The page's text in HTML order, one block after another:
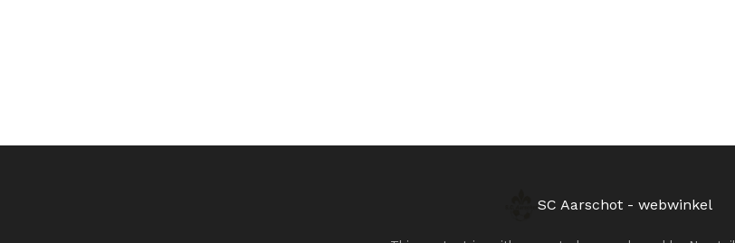
SC Aarschot - webwinkel